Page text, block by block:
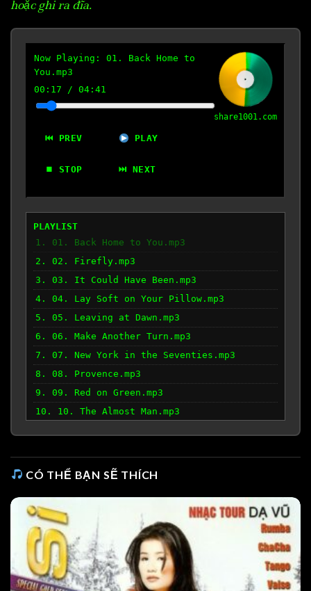
hoặc ghi ra đĩa.
Now Playing: 01. Back Home to
You.mp3
00:18 / 04:41
⏮ PREV PLAY
⏹ STOP ⏭ NEXT
share1001.com
PLAYLIST
1. 01. Back Home to You.mp3
2. 02. Firefly.mp3
3. 03. It Could Have Been.mp3
4. 04. Lay Soft on Your Pillow.mp3
5. 05. Leaving at Dawn.mp3
6. 06. Make Another Turn.mp3
7. 07. New York in the Seventies.mp3
8. 08. Provence.mp3
9. 09. Red on Green.mp3
10. 10. The Almost Man.mp3
CÓ THỂ BẠN SẼ THÍCH